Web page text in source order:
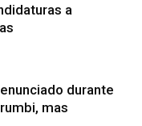
a
durante
mas